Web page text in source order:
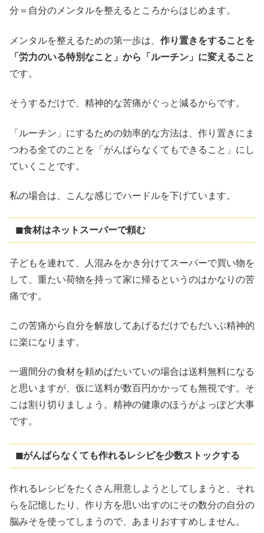
分＝自分のメンタルを整えるところからはじめます。
メンタルを整えるための第一歩は、 作り置きをすることを
「労力のいる特別なこと」から「ルーチン」に変えること
です。
そうするだけで、精神的な苦痛がぐっと減るからです。
「ルーチン」にするための効率的な方法は、作り置きにま
つわる全てのことを「がんばらなくてもできること」にし
ていくことです。
私の場合は、こんな感じでハードルを下げています。
◼︎食材はネットスーパーで頼む
子どもを連れて、人混みをかき分けてスーパーで買い物を
して、重たい荷物を持って家に帰るというのはかなりの苦
痛です。
この苦痛から自分を解放してあげるだけでもだいぶ精神的
に楽になります。
一週間分の食材を頼めばたいていの場合は送料無料になる
と思いますが、仮に送料が数百円かかっても無視です。そ
こは割り切りましょう。精神の健康のほうがよっぽど大事
です。
◼︎がんばらなくても作れるレシピを少数ストックする
作れるレシピをたくさん用意しようとしてしまうと、それ
らを記憶したり、作り方を思い出すのにその数分の自分の
脳みそを使ってしまうので、あまりおすすめしません。